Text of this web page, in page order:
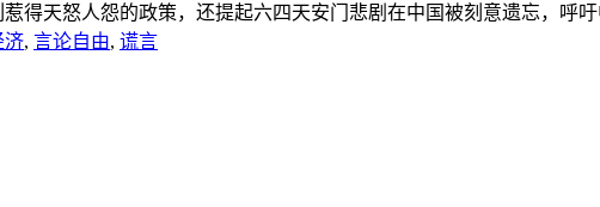
得天怒人怨的政策，还提起六四天安门悲剧在中国被刻意遗忘，呼
济, 言论自由, 谎言